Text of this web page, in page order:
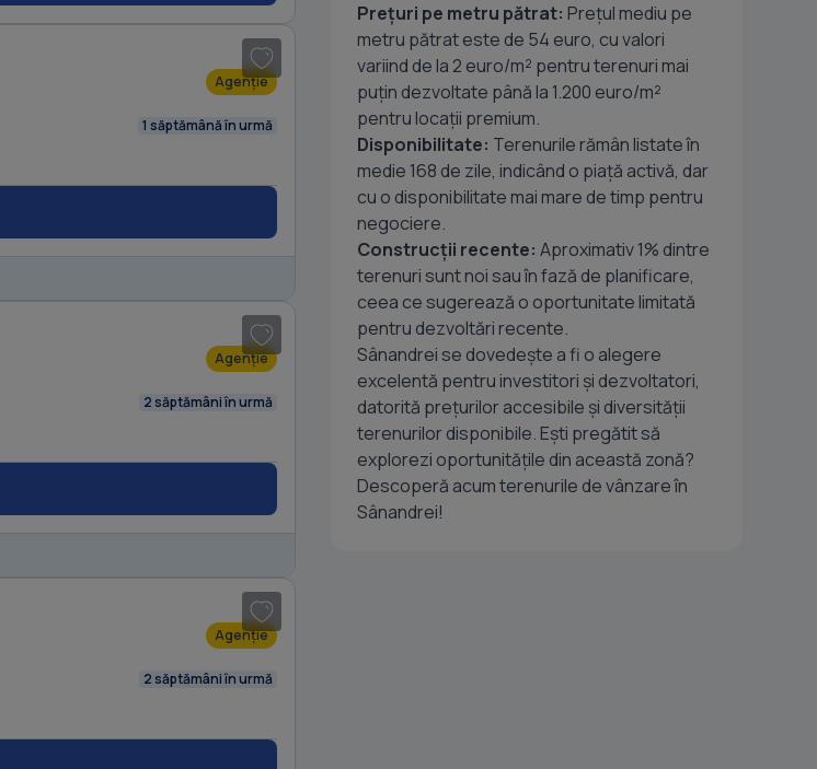
IM Imobiliare va ofera posibilitatea achizitionarii unei parcele de
Calea Carani , la o distanta de 7 km de Timisoara.
Agenție
1 săptămână în urmă
Agenție
2 săptămâni în urmă
Agenție
2 săptămâni în urmă
Prețuri pe metru pătrat: Prețul mediu pe
metru pătrat este de 54 euro, cu valori
variind de la 2 euro/m² pentru terenuri mai
puțin dezvoltate până la 1.200 euro/m²
pentru locații premium.
Disponibilitate: Terenurile rămân listate în
medie 168 de zile, indicând o piață activă, dar
cu o disponibilitate mai mare de timp pentru
negociere.
Construcții recente: Aproximativ 1% dintre
terenuri sunt noi sau în fază de planificare,
ceea ce sugerează o oportunitate limitată
pentru dezvoltări recente.
Sânandrei se dovedește a fi o alegere
excelentă pentru investitori și dezvoltatori,
datorită prețurilor accesibile și diversității
terenurilor disponibile. Ești pregătit să
explorezi oportunitățile din această zonă?
Descoperă acum terenurile de vânzare în
Sânandrei!